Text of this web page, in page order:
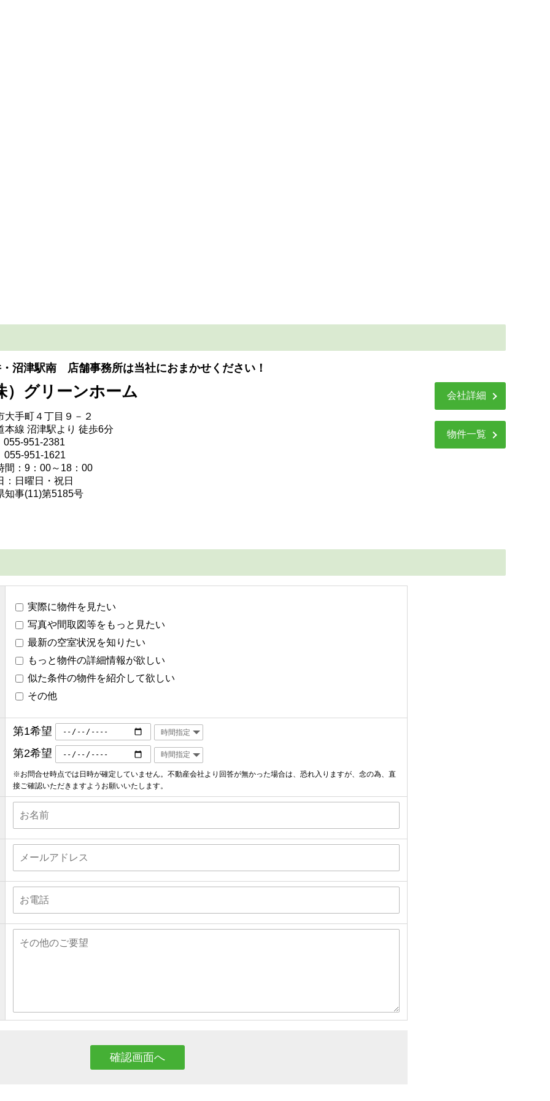
沼津駅南 店舗事務所は当社におまかせください！
）グリーンホーム
大手町４丁目９－２
本線 沼津駅より 徒歩6分
055-951-2381
055-951-1621
間：9：00～18：00
：日曜日・祝日
知事(11)第5185号
会社詳細
物件一覧
実際に物件を見たい
写真や間取図等をもっと見たい
最新の空室状況を知りたい
もっと物件の詳細情報が欲しい
似た条件の物件を紹介して欲しい
その他
第1希望
第2希望
※お問合せ時点では日時が確定していません。不動産会社より回答が無かった場合は、恐れ入りますが、念の為、直
接ご確認いただきますようお願いいたします。